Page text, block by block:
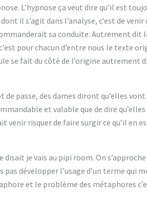
L’hypnose ça veut dire qu’il est
il s’agit dans l’analyse, c’est de
sa conduite. Autrement dit
pour chacun d’entre nous le texte
se fait du côté de l’origine autrement
de passe, des dames diront qu’elles
et valable que de dire
risquer de faire surgir ce qu’il en
je vais au pipi room. On
développer l’usage d’un terme qui
et le problème des métaphores